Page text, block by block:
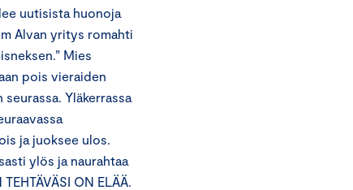
uutisista huonoja
Alvan yritys romahti
Mies
pois vieraiden
Yläkerrassa
ja juoksee ulos.
ylös ja naurahtaa
ON ELÄÄ.